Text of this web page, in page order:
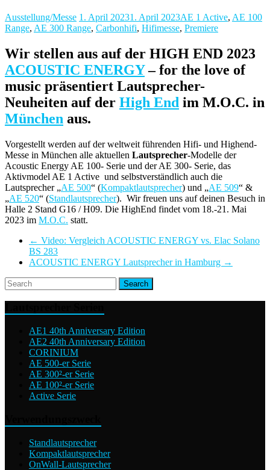
Ausstellung/Messe 1. April 20231. April 2023AE 1 Active, AE 100
Range, AE 300 Range, Carbonhifi, Hifimesse, Premiere
Wir stellen aus auf der HIGH END 2023
ACOUSTIC ENERGY– for the love of
music präsentiert Lautsprecher-
Neuheiten auf der High End im M.O.C. in
München aus.
Vorgestellt werden auf der weltweit führenden Hifi- und Highend-
Messe in München alle aktuellen Lautsprecher-Modelle der
Acoustic Energy AE 100- Serie und der AE 300- Serie, das
Aktivmodel AE 1 Active und selbstverständlich auch die
Lautsprecher „AE 500“ (Kompaktlautsprecher) und „AE 509“ &
„AE 520“ (Standlautsprecher). Wir freuen uns auf deinen Besuch in
Halle 2 Stand G16 / H09. Die HighEnd findet vom 18.-21. Mai
2023 im M.O.C. statt.
← Video: Vergleich ACOUSTIC ENERGY vs. Elac Solano
BS 283
ACOUSTIC ENERGY Lautsprecher in Hamburg →
AE1 40th Anniversary Edition
AE2 40th Anniversary Edition
CORINIUM
AE 500-er Serie
AE 300²-er Serie
AE 100²-er Serie
Active Serie
Standlautsprecher
Kompaktlautsprecher
OnWall-Lautsprecher